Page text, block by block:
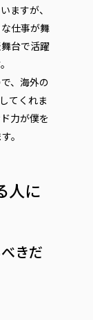
ますが、
仕事が舞
台で活躍
、海外の
てくれま
力が僕を
。
人に
きだ